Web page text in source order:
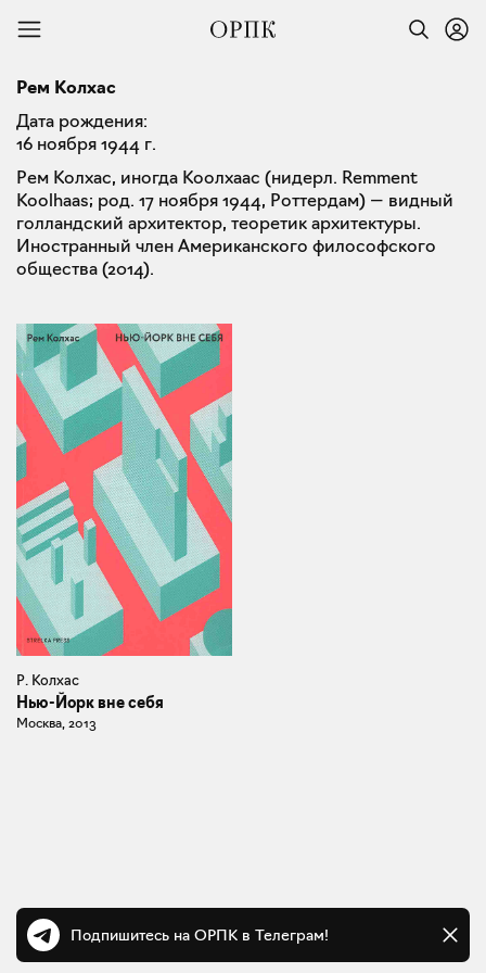
Рем Колхас
Дата рождения:
16 ноября 1944 г.
Рем Колхас, иногда Коолхаас (нидерл. Remment
Koolhaas; род. 17 ноября 1944, Роттердам) — видный
голландский архитектор, теоретик архитектуры.
Иностранный член Американского философского
общества (2014).
Р. Колхас
Нью-Йорк вне себя
Москва, 2013
Подпишитесь на ОРПК в Телеграм!